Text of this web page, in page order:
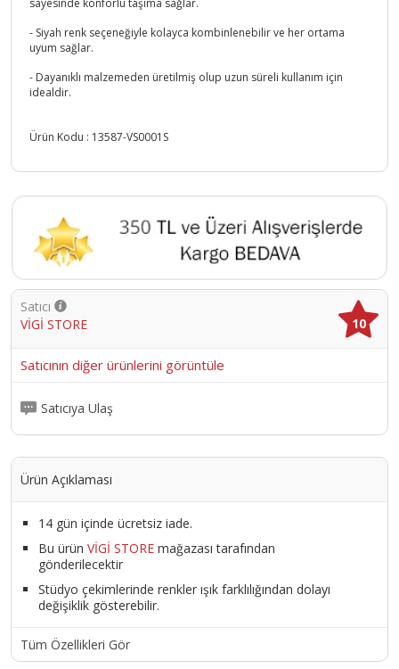
sayesinde konforlu taşıma sağlar.
- Siyah renk seçeneğiyle kolayca kombinlenebilir ve her ortama
uyum sağlar.
- Dayanıklı malzemeden üretilmiş olup uzun süreli kullanım için
idealdir.
Ürün Kodu : 13587-VS0001S
Satıcı
VİGİ STORE
10
Satıcının diğer ürünlerini görüntüle
Satıcıya Ulaş
Ürün Açıklaması
14 gün içinde ücretsiz iade.
Bu ürün VİGİ STORE mağazası tarafından
gönderilecektir
Stüdyo çekimlerinde renkler ışık farklılığından dolayı
değişiklik gösterebilir.
Tüm Özellikleri Gör